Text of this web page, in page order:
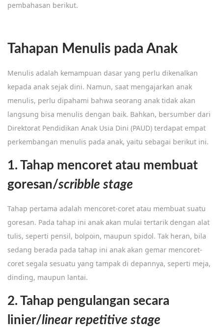
pembahasan berikut.
Tahapan Menulis pada Anak
Menulis adalah kemampuan dasar yang perlu dikenalkan
kepada anak sejak dini. Namun, saat mengajarkan anak
menulis, perlu dipahami bahwa seorang anak tidak akan
langsung bisa menulis dengan baik. Bahkan, bersumber dari
Direktorat Pendidikan Anak Usia Dini (PAUD) terdapat empat
perkembangan menulis pada anak, yaitu sebagai berikut ini.
1. Tahap mencoret atau membuat
goresan/scribble stage
Tahap pertama adalah mencoret-coret atau membuat suatu
goresan. Pada tahap ini anak akan mulai tertarik dengan alat
tulis, seperti pensil, bolpoin, maupun spidol. Tak heran, bila
sedang berada pada tahap ini anak akan gemar mencoret-
coret segala sesuatu yang tampak di depannya, seperti meja,
dinding, maupun lantai.
2. Tahap pengulangan secara
linier/linear repetitive stage